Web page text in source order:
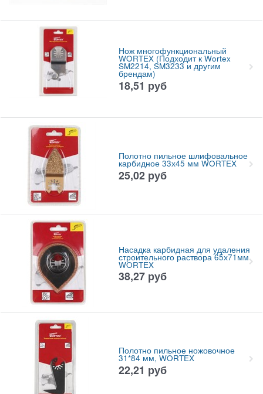
Нож многофункциональный
WORTEX (Подходит к Wortex
SM2214, SM3233 и другим
брендам)
18,51 руб
Полотно пильное шлифовальное
карбидное 33х45 мм WORTEX
25,02 руб
Насадка карбидная для удаления
строительного раствора 65х71мм
WORTEX
38,27 руб
Полотно пильное ножовочное
31*84 мм, WORTEX
22,21 руб